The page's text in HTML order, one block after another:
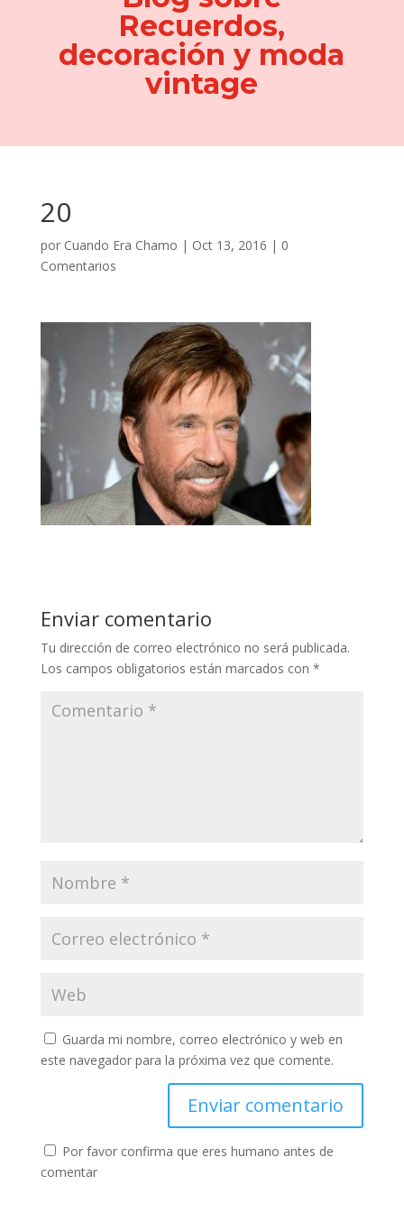
Recuerdos,
decoración y moda
vintage
20
por Cuando Era Chamo | Oct 13, 2016 | 0
Comentarios
Enviar comentario
Tu dirección de correo electrónico no será publicada.
Los campos obligatorios están marcados con *
Guarda mi nombre, correo electrónico y web en
este navegador para la próxima vez que comente.
Por favor confirma que eres humano antes de
comentar